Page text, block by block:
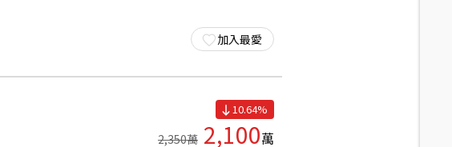
加入最愛
10.64%
2,350萬 2,100萬